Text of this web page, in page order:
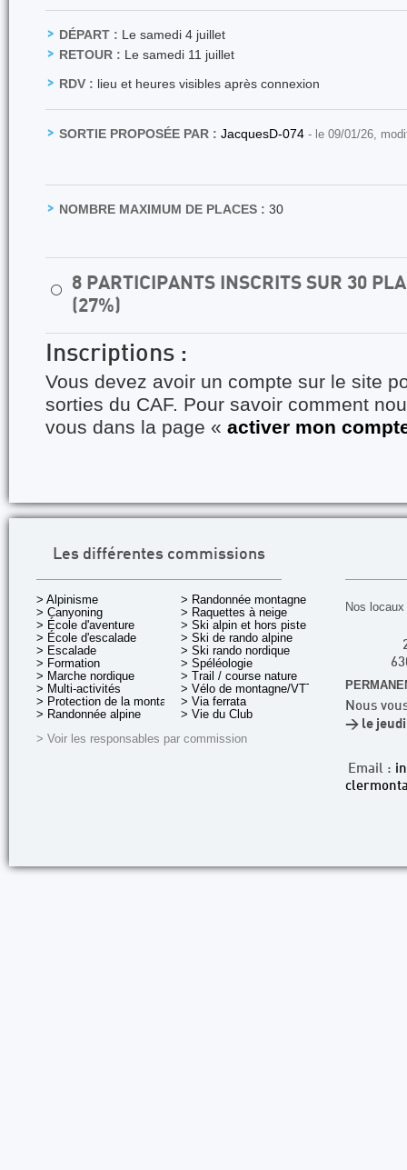
DÉPART : Le samedi 4 juillet
RETOUR : Le samedi 11 juillet
RDV : lieu et heures visibles après connexion
SORTIE PROPOSÉE PAR : JacquesD-074 - le 09/01/26,
NOMBRE MAXIMUM DE PLACES : 30
⚪
8 PARTICIPANTS INSCRITS SUR 30
(27%)
Inscriptions :
Vous devez avoir un compte sur le site
sorties du CAF. Pour savoir comment
vous dans la page « activer mon
Les différentes commissions
> Alpinisme
> Canyoning
> École d'aventure
> École d'escalade
> Escalade
> Formation
> Marche nordique
> Multi-activités
> Protection de la montagne
> Randonnée alpine
> Randonnée montagne
> Raquettes à neige
> Ski alpin et hors piste
> Ski de rando alpine
> Ski rando nordique
> Spéléologie
> Trail / course nature
> Vélo de montagne/VTT
> Via ferrata
> Vie du Club
> Voir les responsables par commission
Nos
Nous
> le jeudi
Email :